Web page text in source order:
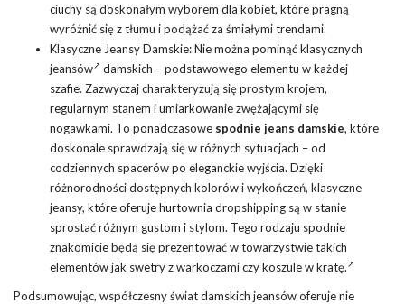
ciuchy są doskonałym wyborem dla kobiet, które pragną
wyróżnić się z tłumu i podążać za śmiałymi trendami.
Klasyczne Jeansy Damskie: Nie można pominąćklasycznych
jeansów
damskich – podstawowego elementu w każdej
szafie. Zazwyczaj charakteryzują się prostym krojem,
regularnym stanem i umiarkowanie zwężającymi się
nogawkami. To ponadczasowe spodnie jeans damskie, które
doskonale sprawdzają się w różnych sytuacjach – od
codziennych spacerów po eleganckie wyjścia. Dzięki
różnorodności dostępnych kolorów i wykończeń, klasyczne
jeansy, które oferuje hurtownia dropshipping są w stanie
sprostać różnym gustom i stylom. Tego rodzaju spodnie
znakomicie będą się prezentować w towarzystwie takich
elementów jak swetry z warkoczami czy koszule w kratę.
Podsumowując, współczesny świat damskich jeansów oferuje nie